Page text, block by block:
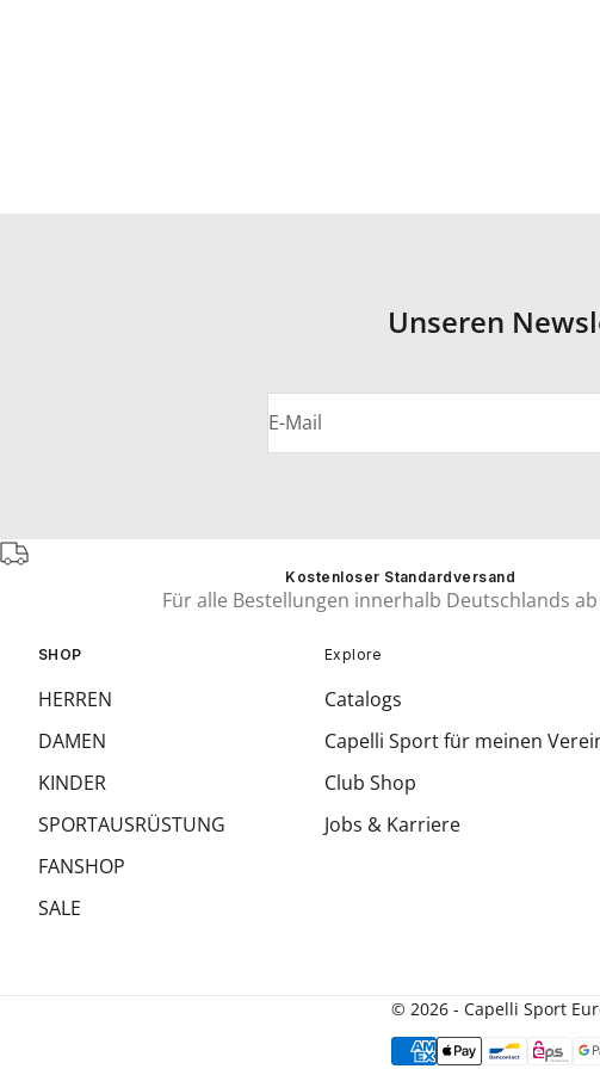
Unseren
E-Mail
Kostenloser Standardversand
Für alle Bestellungen innerhalb Deutschlands ab
SHOP
HERREN
DAMEN
KINDER
SPORTAUSRÜSTUNG
FANSHOP
SALE
Explore
Catalogs
Capelli Sport für meinen
Club Shop
Jobs & Karriere
© 2026 - Capelli Sport